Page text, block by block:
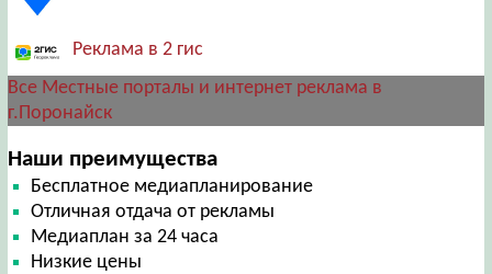
Реклама в 2 гис
Все Местные порталы и интернет реклама в
г.Поронайск
Наши преимущества
Бесплатное медиапланирование
Отличная отдача от рекламы
Медиаплан за 24 часа
Низкие цены